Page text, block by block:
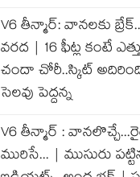
V6 తీన్మార్: వానలకు బ్రేక్..
వరద | 16 ఫీట్ల కంటే
చందా చోరీ..స్కిట్
సెలవు పెద్దన్న
V6 తీన్మార్ :
మురిసే... | ముసురు